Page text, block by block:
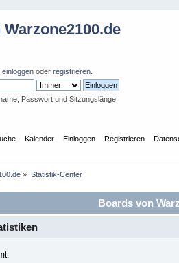
einloggen oder registrieren
Passwort und Sitzungslänge
Kalender Einloggen Registrieren
» Statistik-Center
Boards von